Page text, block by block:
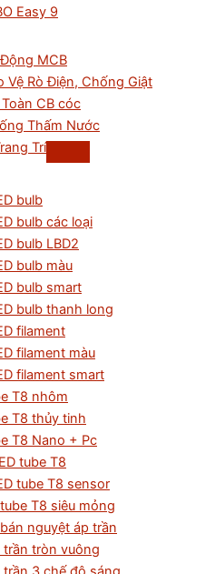
Easy 9
MCB
Vệ Rò Điện, Chống Giật
CB cóc
Thấm Nước
Trí
bulb
bulb các loại
bulb LBD2
bulb màu
bulb smart
bulb thanh long
filament
filament màu
filament smart
T8 nhôm
T8 thủy tinh
T8 Nano + Pc
tube T8
tube T8 sensor
T8 siêu mỏng
nguyệt áp trần
trần tròn vuông